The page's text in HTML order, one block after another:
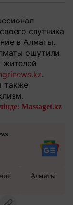
спутника
в Алматы.
ощутили
жителей
.
также
Massaget.kz
Алматы